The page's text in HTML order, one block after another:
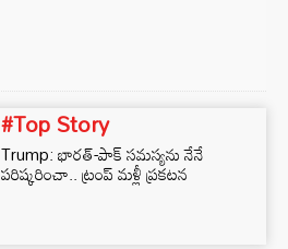
#Top Story
Trump: భారత్-పాక్ సమస్యను నేనే
పరిష్కరించా.. ట్రంప్ మళ్లీ ప్రకటన